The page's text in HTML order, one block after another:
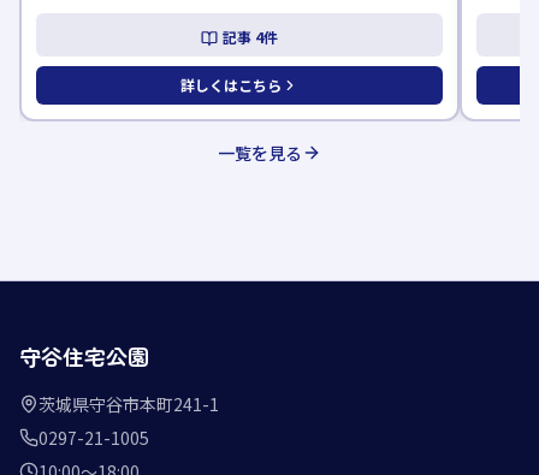
記事 4件
詳しくはこちら
一覧を見る
守谷住宅公園
茨城県守谷市本町241-1
0297-21-1005